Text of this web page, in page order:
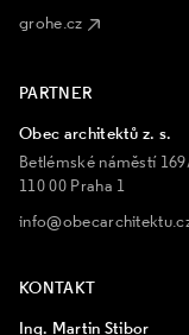
grohe.cz
PARTNER
Obec architektů z. s.
Betlémské náměstí
110 00 Praha 1
KONTAKT
Ing. Martin Stibor